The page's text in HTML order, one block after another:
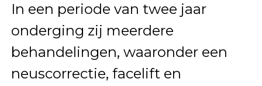
In een periode van twee jaar
onderging zij meerdere
behandelingen, waaronder een
neuscorrectie, facelift en